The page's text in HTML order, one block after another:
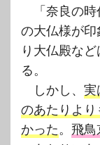
「奈良の時
の大仏様が
り大仏殿な
る。
しかし、 実
のあたりよ
かった。 飛鳥